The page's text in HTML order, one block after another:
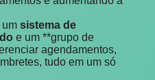
sistema de
e um **grupo de
agendamentos,
tudo em um só